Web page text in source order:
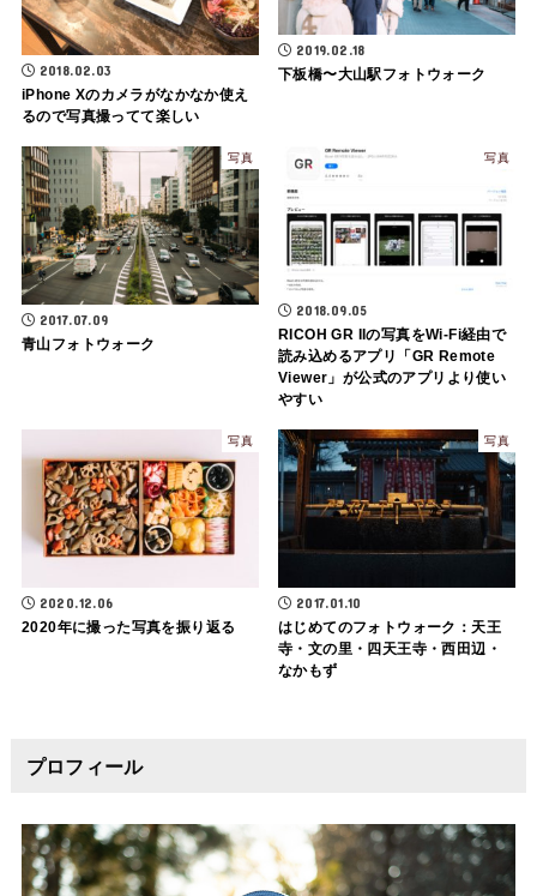
2018.02.03
iPhone Xのカメラがなかなか使え
るので写真撮ってて楽しい
2019.02.18
下板橋〜大山駅フォトウォーク
写真
2017.07.09
青山フォトウォーク
写真
2018.09.05
RICOH GR IIの写真をWi-Fi経由で
読み込めるアプリ「GR Remote
Viewer」が公式のアプリより使い
やすい
写真
2020.12.06
2020年に撮った写真を振り返る
写真
2017.01.10
はじめてのフォトウォーク：天王
寺・文の里・四天王寺・西田辺・
なかもず
プロフィール